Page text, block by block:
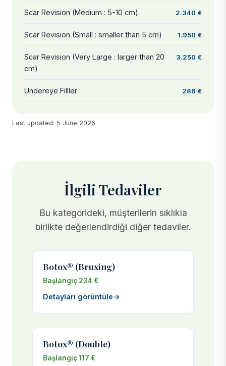
Scar Revision (Medium : 5-10 cm) 2.340 €
Scar Revision (Small : smaller than 5 cm) 1.950 €
Scar Revision (Very Large : larger than 20
cm)
3.250 €
Undereye Filller 286 €
Last updated: 5 June 2026
İlgili Tedaviler
Bu kategorideki, müşterilerin sıklıkla
birlikte değerlendirdiği diğer tedaviler.
Botox® (Bruxing)
Başlangıç 234 €
Detayları görüntüle→
Botox® (Double)
Başlangıç 117 €